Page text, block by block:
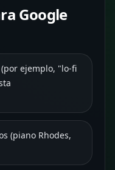
Google
ejemplo, "lo-fi
(piano Rhodes,